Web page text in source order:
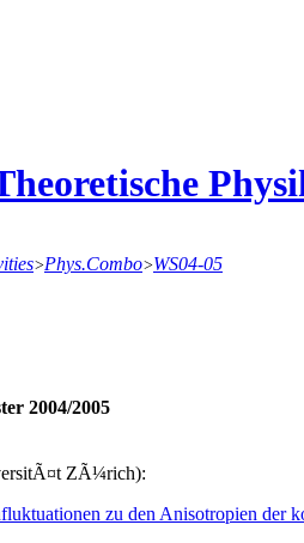
>Phys.Combo>WS04-05
2004/2005
ZÃ¼rich):
zu den Anisotropien der